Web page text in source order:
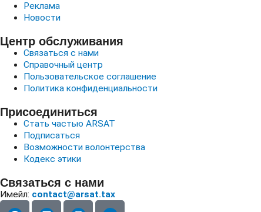
Реклама
Новости
Центр обслуживания
Связаться с нами
Справочный центр
Пользовательское соглашение
Политика конфиденциальности
Присоединиться
Стать частью ARSAT
Подписаться
Возможности волонтерства
Кодекс этики
Связаться с нами
Имейл: contact@arsat.tax